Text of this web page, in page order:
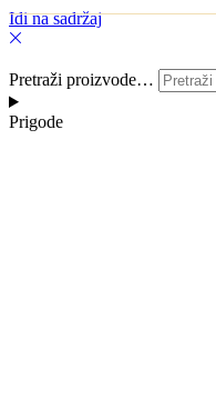
Idi na sadržaj
Pretraži proizvode…
Prigode